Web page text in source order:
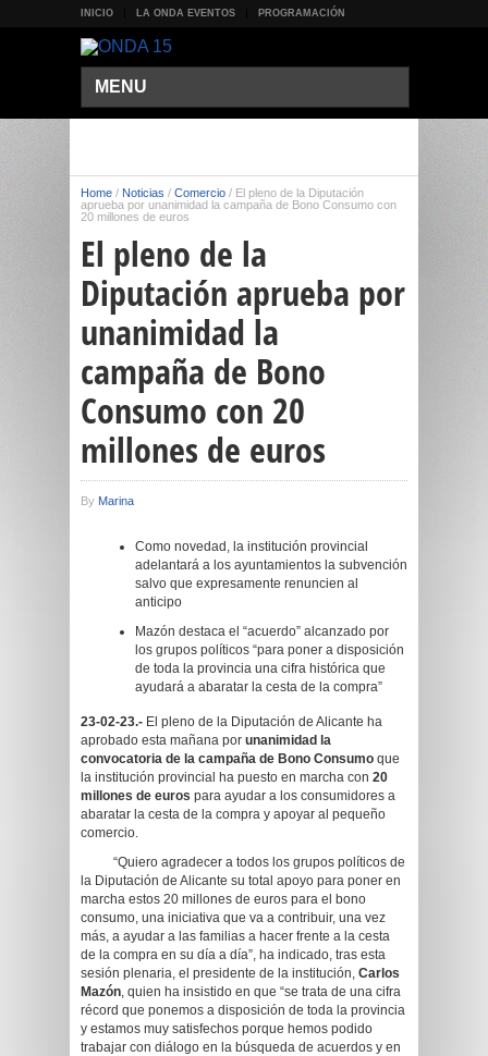
INICIO LA ONDA EVENTOS PROGRAMACIÓN
MENU
Home / Noticias / Comercio / El pleno de la Diputación
aprueba por unanimidad la campaña de Bono Consumo con
20 millones de euros
El pleno de la
Diputación aprueba por
unanimidad la
campaña de Bono
Consumo con 20
millones de euros
By Marina
Como novedad, la institución provincial
adelantará a los ayuntamientos la subvención
salvo que expresamente renuncien al
anticipo
Mazón destaca el “acuerdo” alcanzado por
los grupos políticos “para poner a disposición
de toda la provincia una cifra histórica que
ayudará a abaratar la cesta de la compra”
23-02-23.- El pleno de la Diputación de Alicante ha
aprobado esta mañana por unanimidad la
convocatoria de la campaña de Bono Consumo que
la institución provincial ha puesto en marcha con 20
millones de euros para ayudar a los consumidores a
abaratar la cesta de la compra y apoyar al pequeño
comercio.
“Quiero agradecer a todos los grupos políticos de
la Diputación de Alicante su total apoyo para poner en
marcha estos 20 millones de euros para el bono
consumo, una iniciativa que va a contribuir, una vez
más, a ayudar a las familias a hacer frente a la cesta
de la compra en su día a día”, ha indicado, tras esta
sesión plenaria, el presidente de la institución, Carlos
Mazón, quien ha insistido en que “se trata de una cifra
récord que ponemos a disposición de toda la provincia
y estamos muy satisfechos porque hemos podido
trabajar con diálogo en la búsqueda de acuerdos y en